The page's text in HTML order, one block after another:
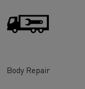
Body Repair